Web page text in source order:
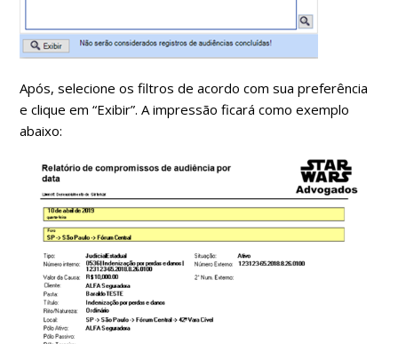
Após, selecione os filtros de acordo com sua preferência
e clique em “Exibir”. A impressão ficará como exemplo
abaixo: